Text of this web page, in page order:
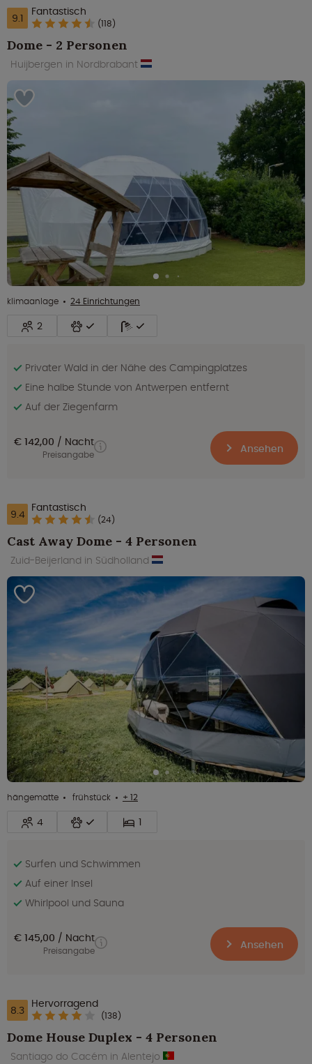
9.1 Fantastisch
(118)
Dome - 2 Personen
Huijbergen in Nordbrabant
klimaanlage 24 Einrichtungen
2
Privater Wald in der Nähe des Campingplatzes
Eine halbe Stunde von Antwerpen entfernt
Auf der Ziegenfarm
€ 142,00 Nacht
Preisangabe Ansehen
9.4 Fantastisch
(24)
Cast Away Dome - 4 Personen
Zuid-Beijerland in Südholland
hängematte frühstück + 12
4 1
Surfen und Schwimmen
Auf einer Insel
Whirlpool und Sauna
€ 145,00 Nacht
Preisangabe Ansehen
8.3 Hervorragend
(138)
Dome House Duplex - 4 Personen
Santiago do Cacém in Alentejo